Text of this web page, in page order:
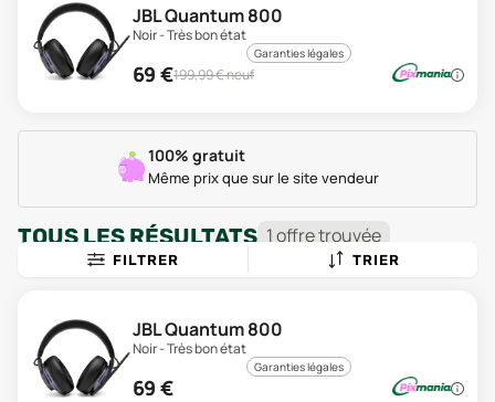
JBL Quantum 800
Noir - Très bon état
Garanties légales
69 €199,99€ neuf
100% gratuit
Même prix que sur le site vendeur
TOUS LES RÉSULTATS 1offretrouvée
FILTRER TRIER
JBL Quantum 800
Noir - Très bon état
Garanties légales
69 €